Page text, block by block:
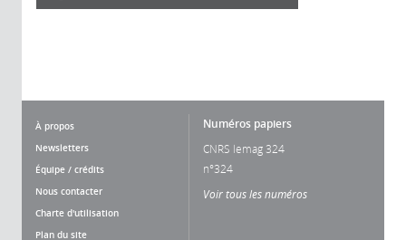
À propos
Newsletters
Équipe / crédits
Nous contacter
Charte d'utilisation
Plan du site
Numéros papiers
CNRS lemag 324
n°324
Voir tous les numéros